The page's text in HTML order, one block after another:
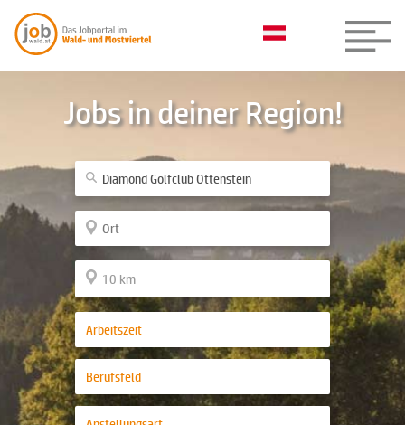
Jobs in deiner Region!